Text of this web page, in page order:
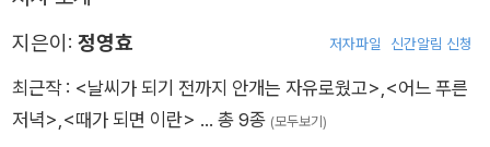
지은이: 정영효 저자파일 신간알림 신청
최근작 : <날씨가 되기 전까지 안개는 자유로웠고> <어느 푸른
저녁> <때가 되면 이란> … 총 9종 (모두보기)